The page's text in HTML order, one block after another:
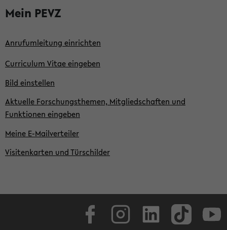
Mein PEVZ
Anrufumleitung einrichten
Curriculum Vitae eingeben
Bild einstellen
Aktuelle Forschungsthemen, Mitgliedschaften und
Funktionen eingeben
Meine E-Mailverteiler
Visitenkarten und Türschilder